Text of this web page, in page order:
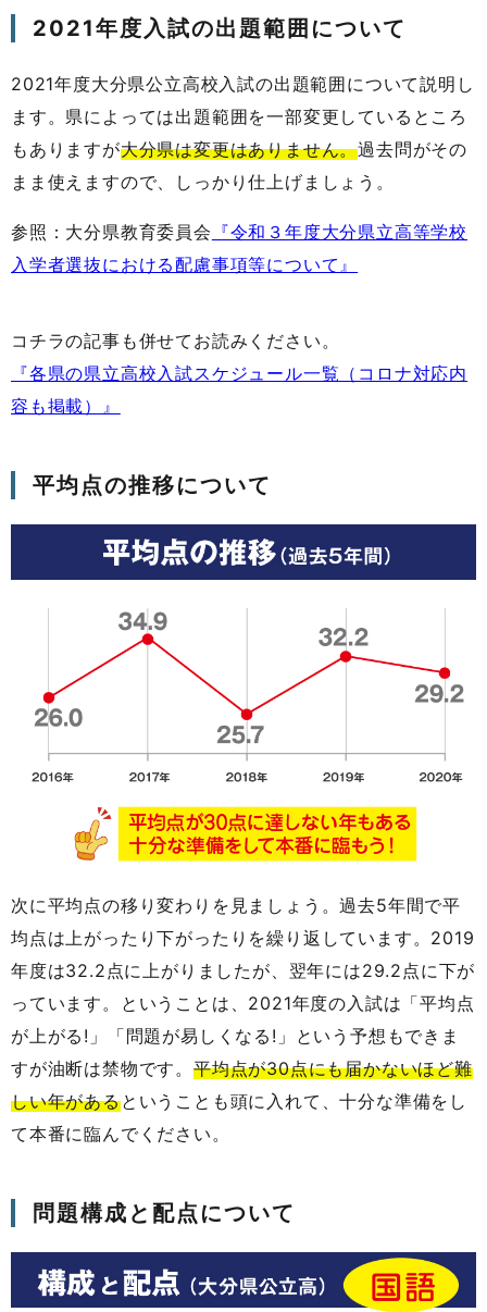
2021年度入試の出題範囲について
2021年度大分県公立高校入試の出題範囲について説明し
ます。県によっては出題範囲を一部変更しているところ
もありますが大分県は変更はありません。過去問がその
まま使えますので、しっかり仕上げましょう。
参照：大分県教育委員会 『令和３年度大分県立高等学校
入学者選抜における配慮事項等について』
コチラの記事も併せてお読みください。
『各県の県立高校入試スケジュール一覧（コロナ対応内
容も掲載）』
平均点の推移について
次に平均点の移り変わりを見ましょう。過去5年間で平
均点は上がったり下がったりを繰り返しています。2019
年度は32.2点に上がりましたが、翌年には29.2点に下が
っています。ということは、2021年度の入試は「平均点
が上がる!」「問題が易しくなる!」という予想もできま
すが油断は禁物です。 平均点が30点にも届かないほど難
しい年があるということも頭に入れて、十分な準備をし
て本番に臨んでください。
問題構成と配点について